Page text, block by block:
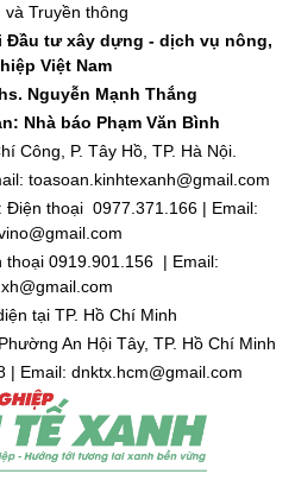
và Truyền thông
Đầu tư xây dựng - dịch vụ nông,
Việt Nam
Nguyễn Mạnh Thắng
Nhà báo Phạm Văn Bình
Công, P. Tây Hồ, TP. Hà Nội.
toasoan.kinhtexanh@gmail.com
Điện thoại 0977.371.166 | Email:
thoại 0919.901.156 | Email:
tại TP. Hồ Chí Minh
An Hội Tây, TP. Hồ Chí Minh
| Email: dnktx.hcm@gmail.com